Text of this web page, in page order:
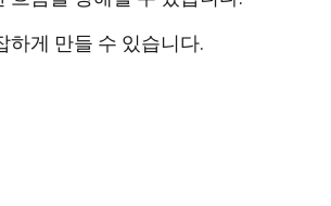
하게 만들 수 있습니다.